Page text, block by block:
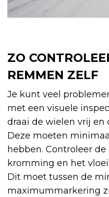
ZO
REMMEN ZELF
Je kunt veel
met een visuele
draai de wielen vrij en
Deze moeten
hebben. Controleer
kromming en het
Dit moet tussen de
maximummarkering